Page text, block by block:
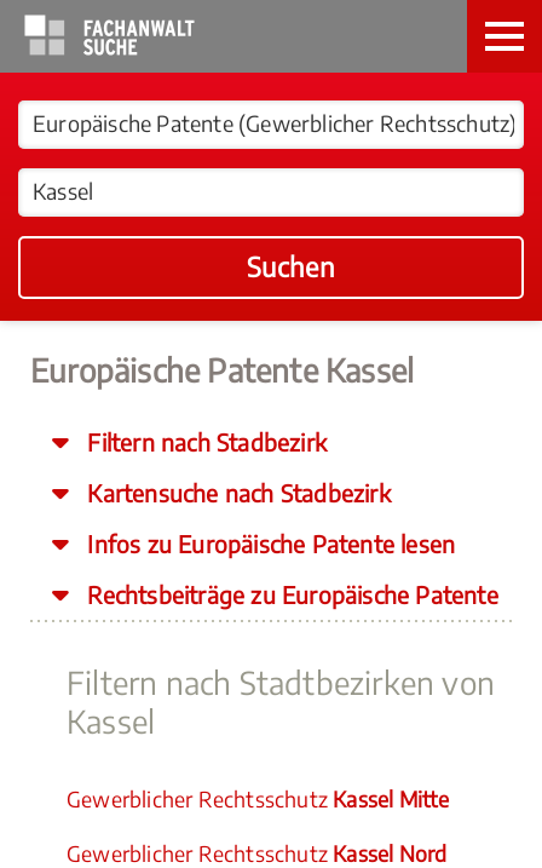
Suchen
Europäische Patente Kassel
Filtern nach Stadbezirk
Kartensuche nach Stadbezirk
Infos zu Europäische Patente lesen
Rechtsbeiträge zu Europäische Patente
Filtern nach Stadtbezirken von
Kassel
Gewerblicher Rechtsschutz Kassel Mitte
Gewerblicher Rechtsschutz Kassel Nord